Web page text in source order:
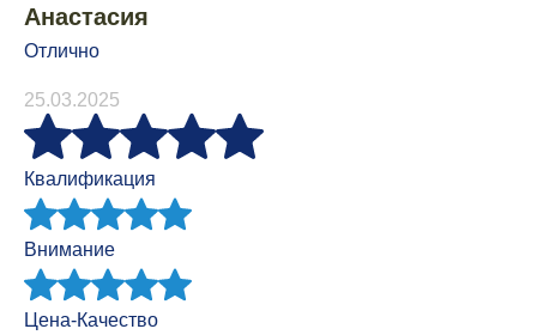
Анастасия
Отлично
25.03.2025
Квалификация
Внимание
Цена-Качество